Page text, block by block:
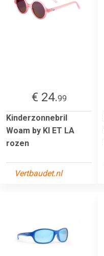
€ 24.99
Kinderzonnebril
Woam by KI ET LA
rozen
Vertbaudet.nl